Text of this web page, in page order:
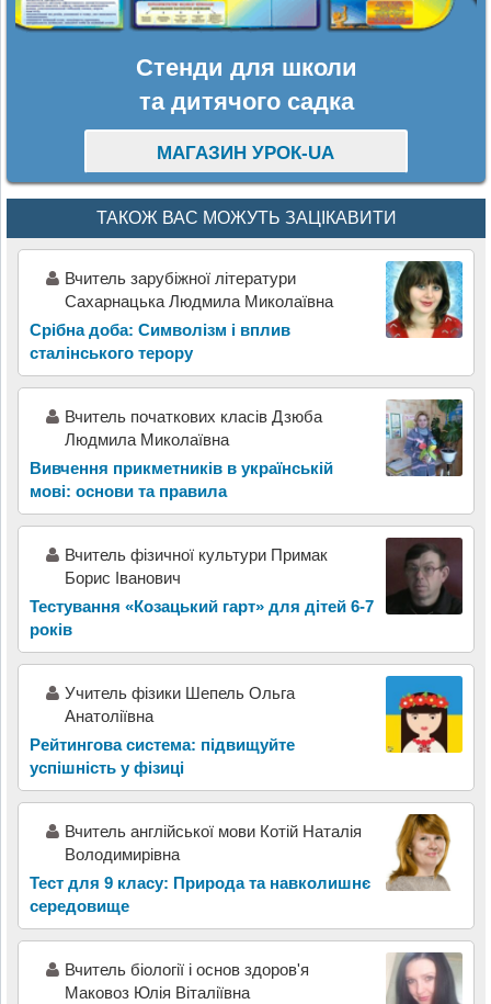
Стенди для школи
та дитячого садка
МАГАЗИН УРОК-UA
ТАКОЖ ВАС МОЖУТЬ ЗАЦІКАВИТИ
Вчитель зарубіжної літератури
Сахарнацька Людмила Миколаївна
Срібна доба: Символізм і вплив
сталінського терору
Вчитель початкових класів Дзюба
Людмила Миколаївна
Вивчення прикметників в українській
мові: основи та правила
Вчитель фізичної культури Примак
Борис Іванович
Тестування «Козацький гарт» для дітей 6-7
років
Учитель фізики Шепель Ольга
Анатоліївна
Рейтингова система: підвищуйте
успішність у фізиці
Вчитель англійської мови Котій Наталія
Володимирівна
Тест для 9 класу: Природа та навколишнє
середовище
Вчитель біології і основ здоров'я
Маковоз Юлія Віталіївна